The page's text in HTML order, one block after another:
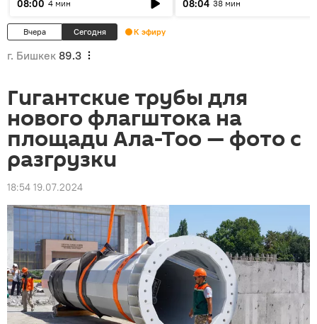
08:00 4 мин
08:04 38 мин
Вчера Сегодня К эфиру
г. Бишкек 89.3
Гигантские трубы для
нового флагштока на
площади Ала-Тоо — фото с
разгрузки
18:54 19.07.2024